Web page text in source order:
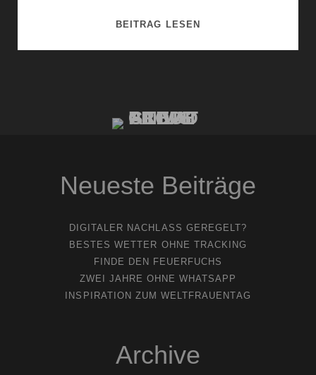
BEITRAG LESENSELF
Neueste Beiträge
DIGITALER NACHLASS GEREGELT?
BESTES WETTER OHNE TRACKING
FINDE DEN FEUERFUCHS
ZWEI JAHRE OHNE WHATSAPP
INSPIRATION ZUM WELTFRAUENTAG
Archive